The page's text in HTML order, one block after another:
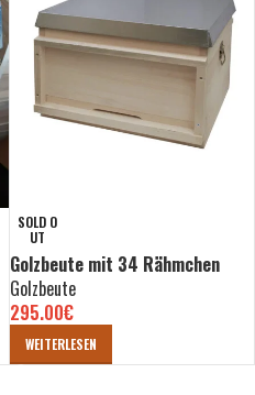
SOLD O
UT
Golzbeute mit 34 Rähmchen
Golzbeute
295.00€
WEITERLESEN